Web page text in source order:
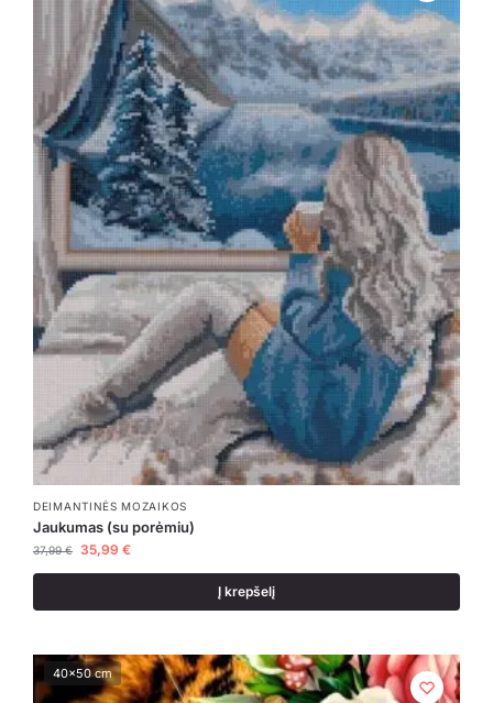
DEIMANTINĖS MOZAIKOS
Jaukumas (su porėmiu)
37,99€ 35,99 €
Į krepšelį
40x50 cm